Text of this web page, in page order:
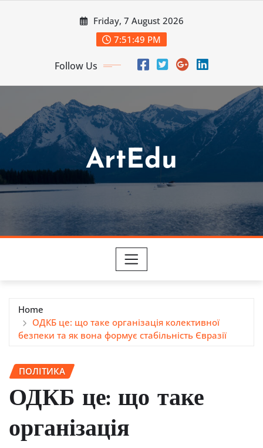
Friday, 7 August 2026
7:51:50 PM
Follow Us
ArtEdu
Home
ОДКБ це: що таке організація колективної
безпеки та як вона формує стабільність Євразії
ПОЛІТИКА
ОДКБ це: що таке
організація